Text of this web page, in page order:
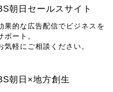
朝日セールスサイト
果的な広告配信でビジネスを
ポート。
気軽にご相談ください。
朝日×地方創生